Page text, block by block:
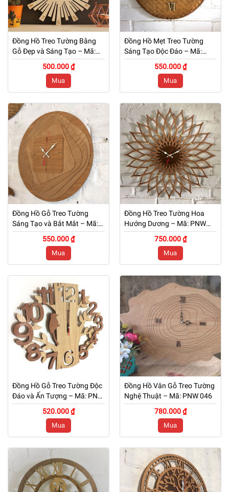
Đồng Hồ Treo Tường Bằng
Gỗ Đẹp và Sáng Tạo – Mã:
PNW 051
500.000 ₫
Mua
Đồng Hồ Mẹt Treo Tường
Sáng Tạo Độc Đáo – Mã:
PNW 050
550.000 ₫
Mua
Đồng Hồ Gỗ Treo Tường
Sáng Tạo và Bắt Mắt – Mã:
PNW 049
550.000 ₫
Mua
Đồng Hồ Treo Tường Hoa
Hướng Dương – Mã: PNW
048
750.000 ₫
Mua
Đồng Hồ Gỗ Treo Tường Độc
Đáo và Ấn Tượng – Mã: PNW
047
520.000 ₫
Mua
Đồng Hồ Vân Gỗ Treo Tường
Nghệ Thuật – Mã: PNW 046
780.000 ₫
Mua